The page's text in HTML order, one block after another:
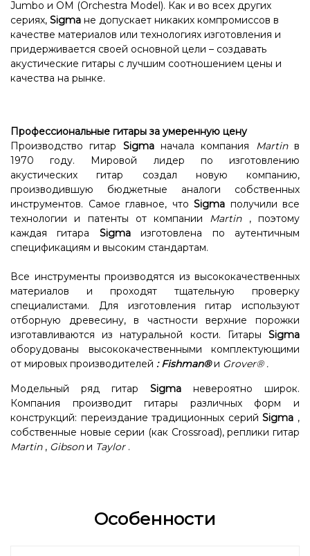
Jumbo и OM (Orchestra Model). Как и во всех других
сериях, Sigma не допускает никаких компромиссов в
качестве материалов или технологиях изготовления и
придерживается своей основной цели – создавать
акустические гитары с лучшим соотношением цены и
качества на рынке.
Профессиональные гитары за умеренную цену
Производство гитар Sigmaначала компания Martinв
1970 году. Мировой лидер по изготовлению
акустических гитар создал новую компанию,
производившую бюджетные аналоги собственных
инструментов. Самое главное, что Sigma получили все
технологии и патенты от компании Martin, поэтому
каждая гитара Sigmaизготовлена ​​по аутентичным
спецификациям и высоким стандартам.
Все инструменты производятся из высококачественных
материалов и проходят тщательную проверку
специалистами. Для изготовления гитар используют
отборную древесину, в частности верхние порожки
изготавливаются из натуральной кости. Гитары Sigma
оборудованы высококачественными комплектующими
от мировых производителей :Fishman® и Grover® .
Модельный ряд гитар Sigma невероятно широк.
Компания производит гитары различных форм и
конструкций: переиздание традиционных серийSigma ,
собственные новые серии (как Crossroad), реплики гитар
Martin, Gibsonи Taylor.
Особенности